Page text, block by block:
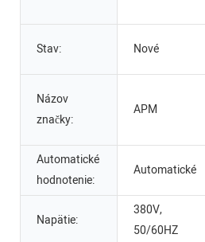
Stav: Nové
Názov
značky:
APM
Automatické
hodnotenie:
Automatické
Napätie:
380V,
50/60HZ